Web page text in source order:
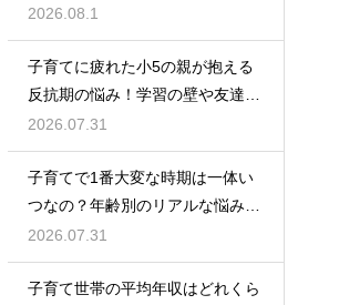
サポートを活用して心に余裕を持
って育児をするコツ
2026.08.1
子育てに疲れた小5の親が抱える
反抗期の悩み！学習の壁や友達関
係のトラブルに適切に向き合って
サポートする術
2026.07.31
子育てで1番大変な時期は一体い
つなの？年齢別のリアルな悩みと
それを乗り越えるための親として
の心構えや工夫
2026.07.31
子育て世帯の平均年収はどれくら